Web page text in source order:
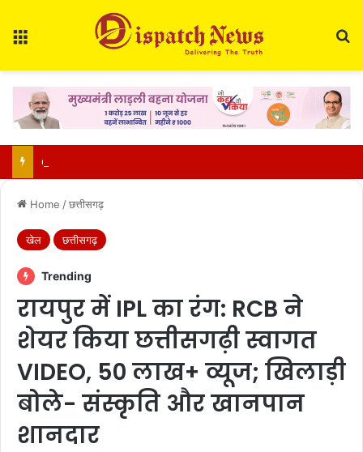
Home /छत्तीसगढ़
खेल छत्तीसगढ़
Trending
रायपुर में IPL का रंग: RCB ने
शेयर किया छत्तीसगढ़ी स्वागत
VIDEO, 50 लाख+ व्यूज; खिलाड़ी
बोले- संस्कृति और खानपान
शानदार